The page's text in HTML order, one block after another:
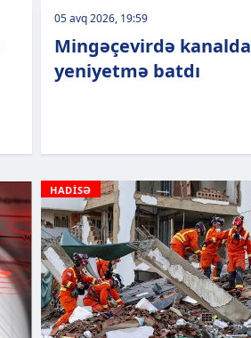
05 avq 2026, 19:59
Mingəçevirdə kanalda
yeniyetmə batdı
HADİSƏ